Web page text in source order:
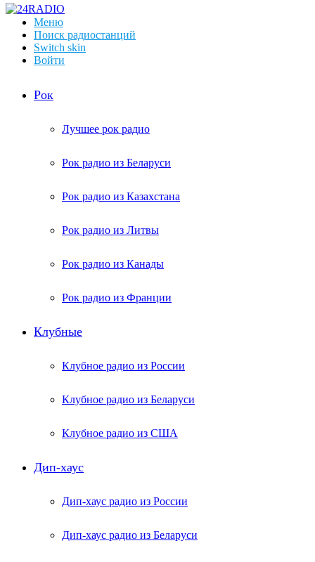
Меню
Поиск радиостанций
Switch skin
Войти
Рок
Лучшее рок радио
Рок радио из Беларуси
Рок радио из Казахстана
Рок радио из Литвы
Рок радио из Канады
Рок радио из Франции
Клубные
Клубное радио из России
Клубное радио из Беларуси
Клубное радио из США
Дип-хаус
Дип-хаус радио из России
Дип-хаус радио из Беларуси